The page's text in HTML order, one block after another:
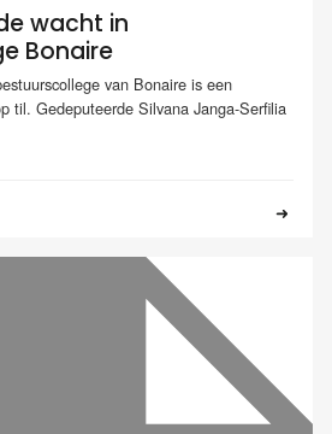
wacht in
Bonaire
van Bonaire is een
til. Gedeputeerde Silvana Janga-Serfilia